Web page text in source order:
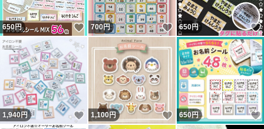
650円 いいね！
700円 いいね！
650円
1,940円 いいね！
1,100円 いいね！
650円